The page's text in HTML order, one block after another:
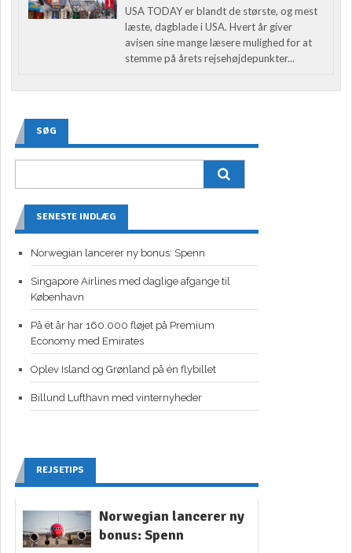
USA TODAY er blandt de største, og mest
læste, dagblade i USA. Hvert år giver
avisen sine mange læsere mulighed for at
stemme på årets rejsehøjdepunkter...
SØG
SENESTE INDLÆG
Norwegian lancerer ny bonus: Spenn
Singapore Airlines med daglige afgange til
København
På ét år har 160.000 fløjet på Premium
Economy med Emirates
Oplev Island og Grønland på én flybillet
Billund Lufthavn med vinternyheder
REJSETIPS
Norwegian lancerer ny
bonus: Spenn